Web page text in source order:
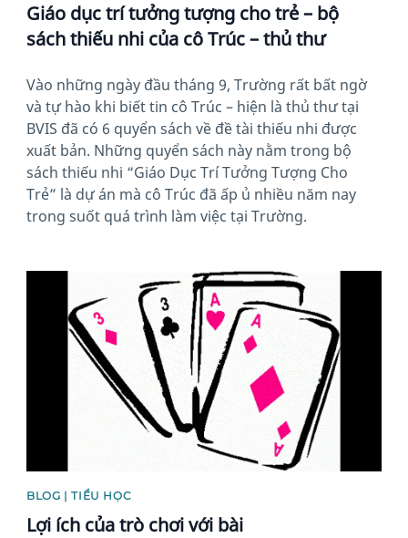
Giáo dục trí tưởng tượng cho trẻ – bộ
sách thiếu nhi của cô Trúc – thủ thư
Vào những ngày đầu tháng 9, Trường rất bất ngờ
và tự hào khi biết tin cô Trúc – hiện là thủ thư tại
BVIS đã có 6 quyển sách về đề tài thiếu nhi được
xuất bản. Những quyển sách này nằm trong bộ
sách thiếu nhi “Giáo Dục Trí Tưởng Tượng Cho
Trẻ” là dự án mà cô Trúc đã ấp ủ nhiều năm nay
trong suốt quá trình làm việc tại Trường.
BLOG | TIỂU HỌC
Lợi ích của trò chơi với bài